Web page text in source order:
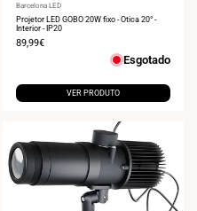
Fornecedor:
Barcelona LED
Projetor LED GOBO 20W fixo - Ótica 20° -
Interior - IP20
Preço
89,99€
Esgotado
VER PRODUTO